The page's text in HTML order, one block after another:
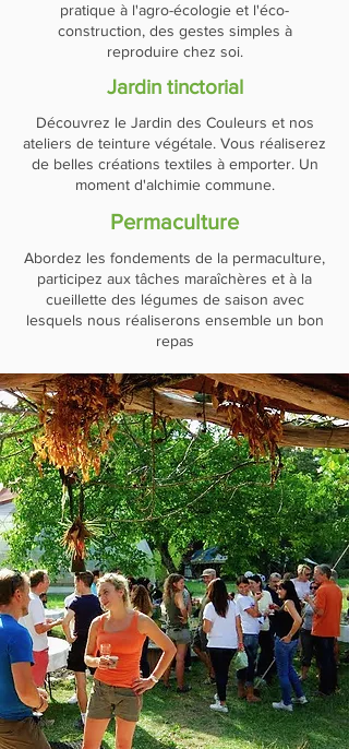
pratique à l'agro-écologie et l'éco-
construction, des gestes simples à
reproduire chez soi.
Jardin tinctorial
Découvrez le Jardin des Couleurs et nos
ateliers de teinture végétale. Vous réaliserez
de belles créations textiles à emporter. Un
moment d'alchimie commune.
Permaculture
Abordez les fondements de la permaculture,
participez aux tâches maraîchères et à la
cueillette des légumes de saison avec
lesquels nous réaliserons ensemble un bon
repas